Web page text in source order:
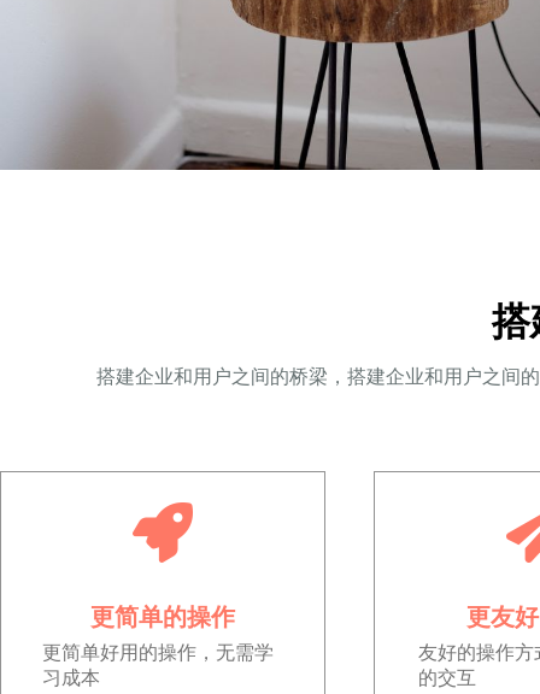
更友
友好的操作方
的交互
更简单的操作
更简单好用的操作，无需学
习成本
搭
搭建企业和用户之间的桥梁，搭建企业和用户之间